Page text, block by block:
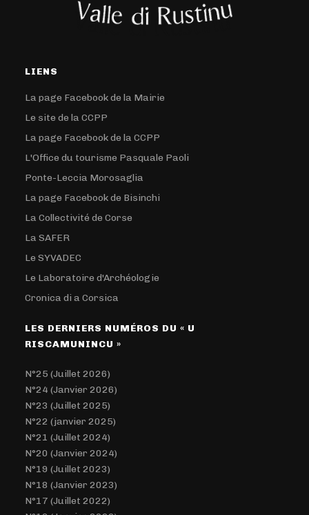
LIENS
La page Facebook de la Mairie
Le site de la CCPP
La page Facebook de la CCPP
L'Office du tourisme Pasquale Paoli
Ponte-Leccia Morosaglia
La page Facebook de Bisinchi
La Collectivité de Corse
La SAFER
Le SYVADEC
Le Laboratoire d'Archéologie
Cronica di a Corsica
LES DERNIERS NUMÉROS DU « U
RISCAMUNINCU »
N°25 (Juillet 2026)
N°24 (Janvier 2026)
N°23 (Juillet 2025)
N°22 (janvier 2025)
N°21 (Juillet 2024)
N°20 (Janvier 2024)
N°19 (Juillet 2023)
N°18 (Janvier 2023)
N°17 (Juillet 2022)